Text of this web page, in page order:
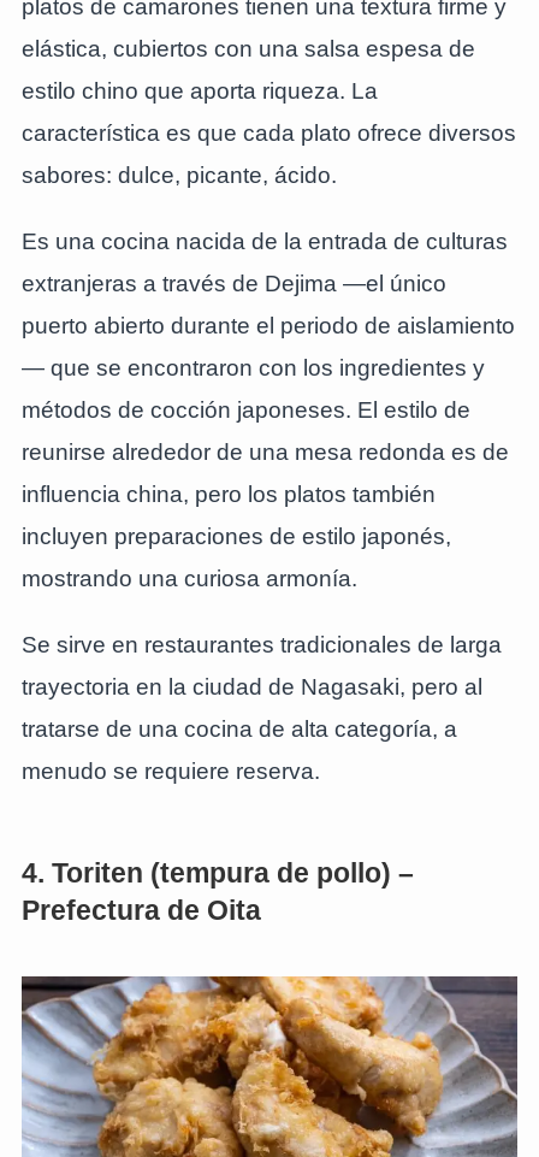
platos de camarones tienen una textura firme y
elástica, cubiertos con una salsa espesa de
estilo chino que aporta riqueza. La
característica es que cada plato ofrece diversos
sabores: dulce, picante, ácido.
Es una cocina nacida de la entrada de culturas
extranjeras a través de Dejima —el único
puerto abierto durante el periodo de aislamiento
— que se encontraron con los ingredientes y
métodos de cocción japoneses. El estilo de
reunirse alrededor de una mesa redonda es de
influencia china, pero los platos también
incluyen preparaciones de estilo japonés,
mostrando una curiosa armonía.
Se sirve en restaurantes tradicionales de larga
trayectoria en la ciudad de Nagasaki, pero al
tratarse de una cocina de alta categoría, a
menudo se requiere reserva.
4. Toriten (tempura de pollo) –
Prefectura de Oita